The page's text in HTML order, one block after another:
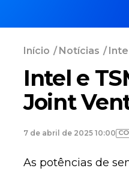
Início /Notícias /
Intel e
Joint
7 de abril de 2025 10:00
As potências de